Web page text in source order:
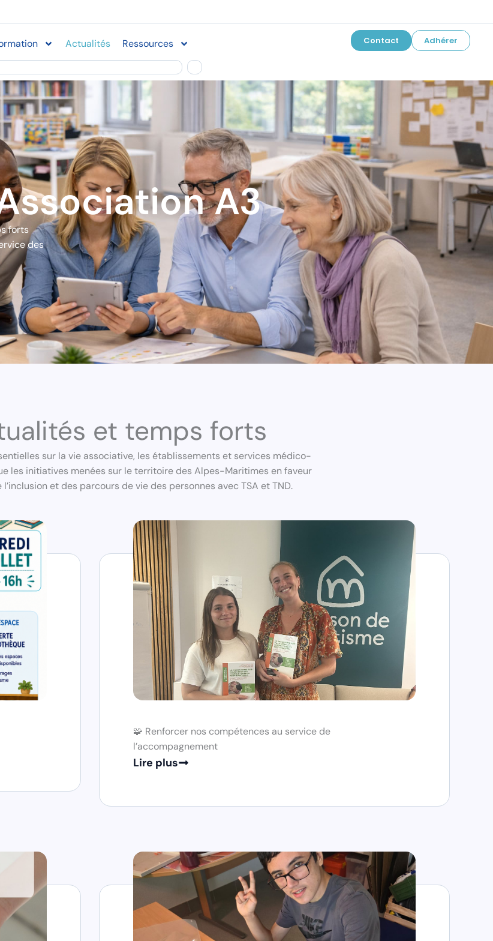
Actualités Ressources Contact Adhérer
A3
forts
des
et temps forts
sur la vie associative, les établissements et services médico-
les initiatives menées sur le territoire des Alpes-Maritimes en faveur
et des parcours de vie des personnes avec TSA et TND.
🧩 Renforcer nos compétences au service de
l’accompagnement
Lire plus